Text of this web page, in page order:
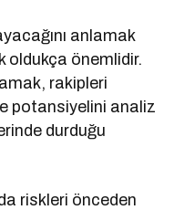
anlamak
oldukça önemlidir.
rakipleri
potansiyelini analiz
durduğu
riskleri önceden